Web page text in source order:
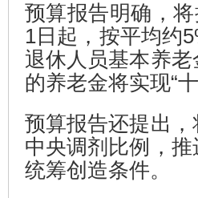
预算报告明确，
1日起，按平均约
退休人员基本养
的养老金将实现“十
预算报告还提出
中央调剂比例，
统筹创造条件。